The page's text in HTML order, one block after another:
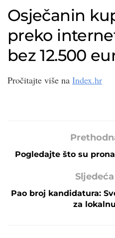
Osječanin
preko
bez 12.500
Pročitajte više na Index.hr
Pogledajte što su
Pao broj kandidatura:
za